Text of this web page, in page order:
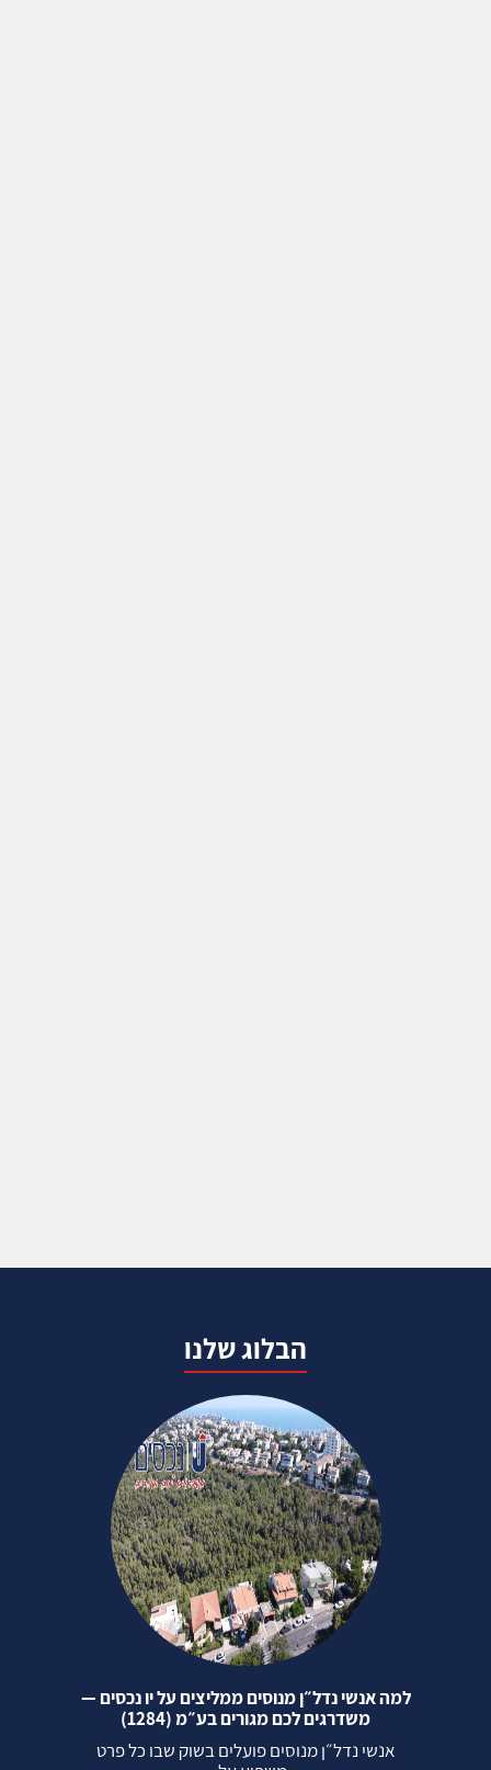
הבלוג שלנו
למה אנשי נדל״ן מנוסים ממליצים על יו נכסים —
משדרגים לכם מגורים בע״מ (1284)
אנשי נדל״ן מנוסים פועלים בשוק שבו כל פרט